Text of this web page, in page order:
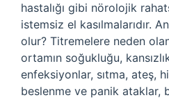
hastalığı gibi nörolojik
istemsiz el kasılmalarıdır.
olur? Titremelere neden
ortamın soğukluğu,
enfeksiyonlar, sıtma, ateş,
beslenme ve panik ataklar,